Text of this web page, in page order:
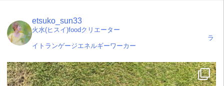
etsuko_sun33
火水(ヒスイ)foodクリエーター
ラ
イトランゲージエネルギーワーカー